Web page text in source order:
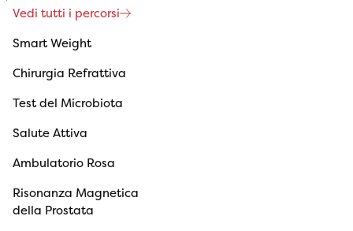
Vedi tutti i percorsi
Smart Weight
Chirurgia Refrattiva
Test del Microbiota
Salute Attiva
Ambulatorio Rosa
Risonanza Magnetica
della Prostata